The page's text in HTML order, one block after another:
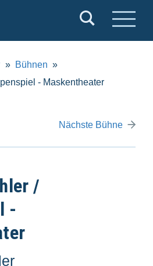
Bühnen
- Maskentheater
Nächste Bühne
/
-